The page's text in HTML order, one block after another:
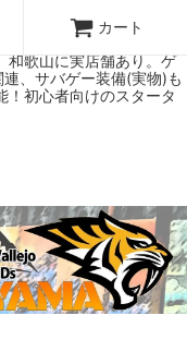
ンショップです！ ウォー
ードゲームもメジャーど
和歌山に実店舗あり。ゲ
、サバゲー装備(実物)も
！初心者向けのスタータ
カート